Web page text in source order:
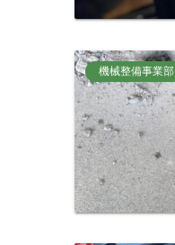
機械整備事業部